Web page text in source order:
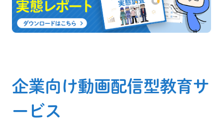
企業向け動画配信型教育サ
ービス